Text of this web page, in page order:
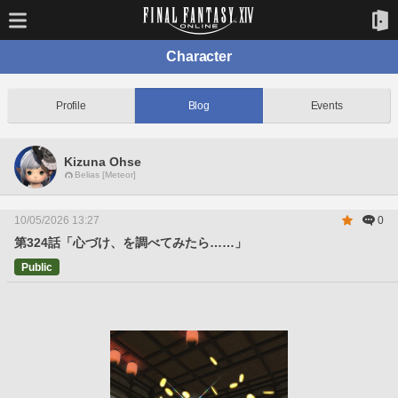
Character
Profile Blog Events
Kizuna Ohse
Belias [Meteor]
10/05/2026 13:27 0
第324話「心づけ、を調べてみたら……」
Public